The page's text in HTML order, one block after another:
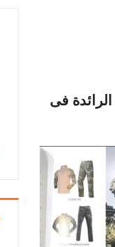
الرائدة فى